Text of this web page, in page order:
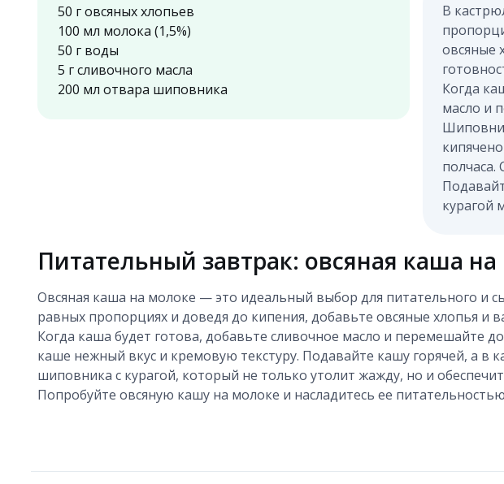
50 г овсяных хлопьев
100 мл молока (1,5%)
50 г воды
5 г сливочного масла
200 мл отвара шиповника
В
овсяные
Когда
масло и
полчаса.
курагой
Питательный завтрак: овсяная каша
Овсяная каша на молоке — это идеальный выбор для питательного и
равных пропорциях и доведя до кипения, добавьте овсяные хлопья и
Когда каша будет готова, добавьте сливочное масло и перемешайте
каше нежный вкус и кремовую текстуру. Подавайте кашу горячей, а в
шиповника с курагой, который не только утолит жажду, но и
Попробуйте овсяную кашу на молоке и насладитесь ее